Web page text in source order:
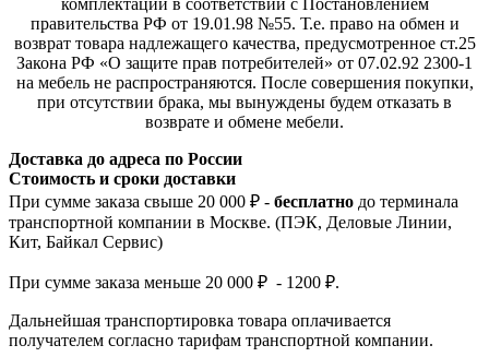
комплектации в соответствии с Постановлением
правительства РФ от 19.01.98 №55. Т.е. право на обмен и
возврат товара надлежащего качества, предусмотренное ст.25
Закона РФ «О защите прав потребителей» от 07.02.92 2300-1
на мебель не распространяются. После совершения покупки,
при отсутствии брака, мы вынуждены будем отказать в
возврате и обмене мебели.
Доставка до адреса по России
Стоимость и сроки доставки
При сумме заказа свыше 20 000 ₽ - бесплатно до терминала
транспортной компании в Москве. (ПЭК, Деловые Линии,
Кит, Байкал Сервис)
При сумме заказа меньше 20 000 ₽ - 1200 ₽.
Дальнейшая транспортировка товара оплачивается
получателем согласно тарифам транспортной компании.